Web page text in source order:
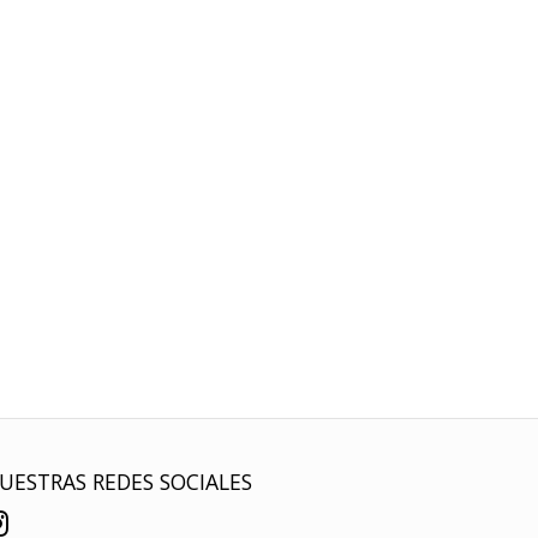
REDES SOCIALES